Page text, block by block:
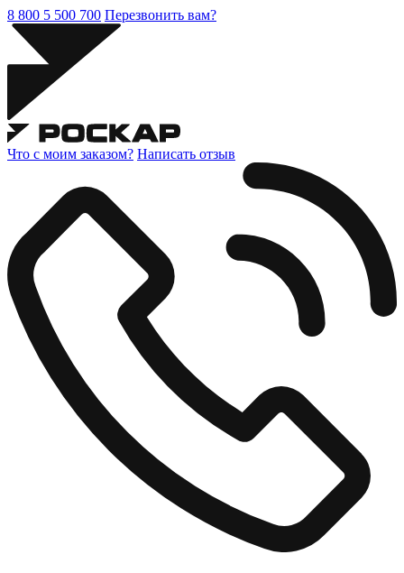
8 800 5 500 700 Перезвонить вам?
Что с моим заказом? Написать отзыв